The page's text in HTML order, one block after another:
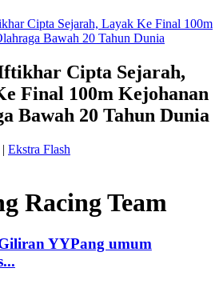
Cipta Sejarah,
Final 100m Kejohanan
Bawah 20 Tahun Dunia
| Ekstra Flash
Racing Team
YYPang umum